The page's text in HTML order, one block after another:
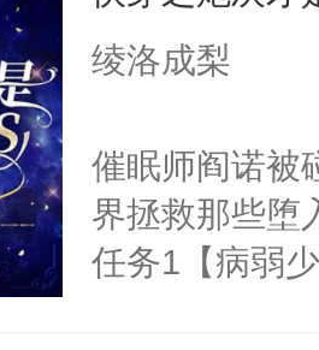
I，他们决定
莲花可不止有
点脑袋，看着
常见问题一：
教科书版：“
绫洛成梨
催眠师阎诺被
界拯救那些堕
任务1【病弱